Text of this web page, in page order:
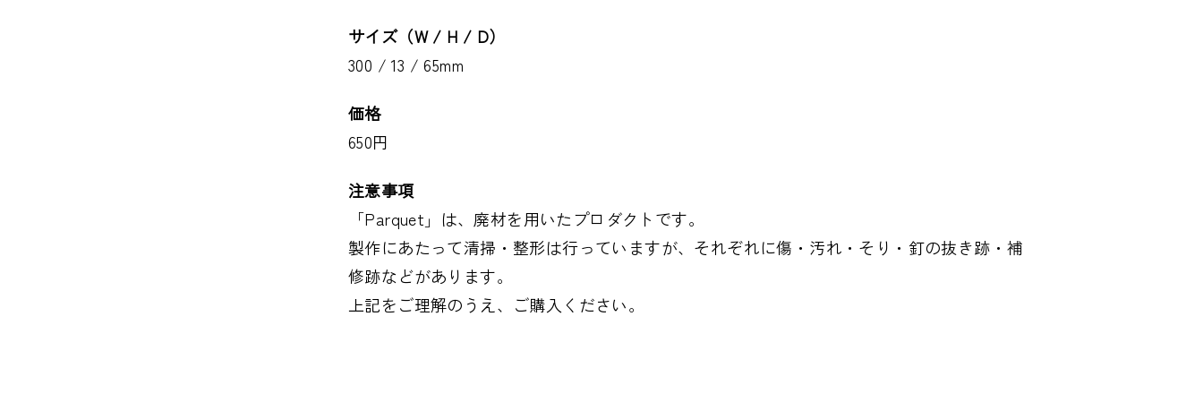
サイズ（W / H / D）
300 / 13 / 65mm
価格
650円
注意事項
「Parquet」は、廃材を用いたプロダクトです。
製作にあたって清掃・整形は行っていますが、それぞれに傷・汚れ・そり・釘の抜き跡・補
修跡などがあります。
上記をご理解のうえ、ご購入ください。